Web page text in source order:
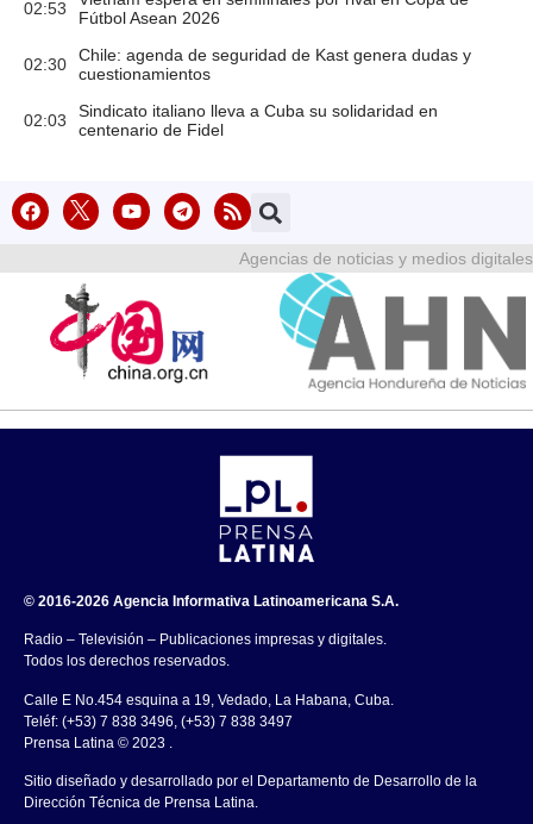
02:53
Fútbol Asean 2026
02:30
Chile: agenda de seguridad de Kast genera dudas y
cuestionamientos
02:03
Sindicato italiano lleva a Cuba su solidaridad en
centenario de Fidel
Agencias de noticias y medios digitales
© 2016-2026 Agencia Informativa Latinoamericana S.A.
Radio – Televisión – Publicaciones impresas y digitales.
Todos los derechos reservados.
Calle E No.454 esquina a 19, Vedado, La Habana, Cuba.
Teléf: (+53) 7 838 3496, (+53) 7 838 3497
Prensa Latina © 2023 .
Sitio diseñado y desarrollado por el Departamento de Desarrollo de la
Dirección Técnica de Prensa Latina.